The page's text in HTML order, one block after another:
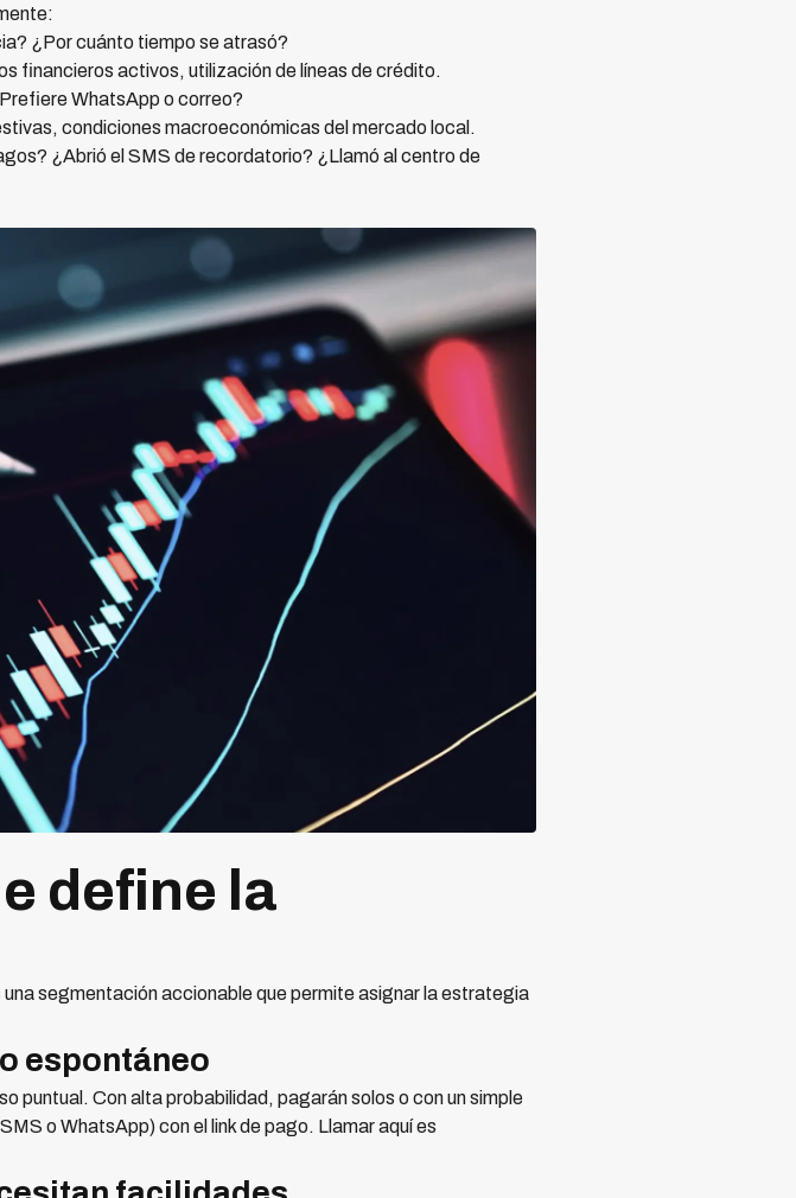
¿Por cuánto tiempo se atrasó?
financieros activos, utilización de líneas de crédito.
WhatsApp o correo?
condiciones macroeconómicas del mercado local.
¿Abrió el SMS de recordatorio? ¿Llamó al centro de
define la
segmentación accionable que permite asignar la estrategia
espontáneo
puntual. Con alta probabilidad, pagarán solos o con un simple
o WhatsApp) con el link de pago. Llamar aquí es